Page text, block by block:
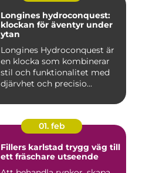
Longines hydroconquest:
klockan för äventyr under
ytan
Longines Hydroconquest är
en klocka som kombinerar
stil och funktionalitet med
djärvhet och precisio...
01. feb
Fillers karlstad trygg väg till
ett fräschare utseende